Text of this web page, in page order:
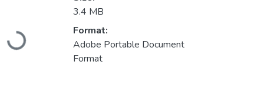
Loading...
3.4 MB
Format:
Adobe Portable Document
Format